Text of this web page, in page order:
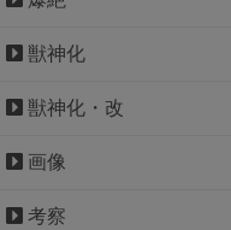
獣神化
獣神化・改
画像
考察